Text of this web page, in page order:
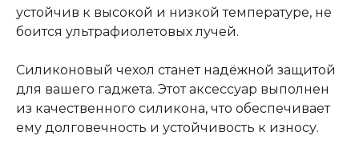
устойчив к высокой и низкой температуре, не
боится ультрафиолетовых лучей.
Силиконовый чехол станет надёжной защитой
для вашего гаджета. Этот аксессуар выполнен
из качественного силикона, что обеспечивает
ему долговечность и устойчивость к износу.